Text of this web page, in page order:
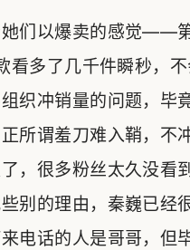
们以爆卖的感觉——
多了几千件瞬秒，
织冲销量的问题，毕
谓羞刀难入鞘，不
，很多粉丝太久没看
别的理由，秦巍已经
电话的人是哥哥，但